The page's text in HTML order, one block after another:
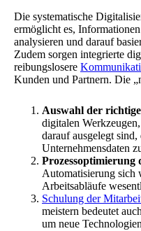
Die systematische
ermöglicht es,
analysieren und darauf
Zudem sorgen integrierte
reibungslosere
Kunden und Partnern. Die
Auswahl der
digitalen
darauf ausgelegt
Unternehmensdaten
Automatisierung sich
Arbeitsabläufe
Schulung der
meistern bedeutet
um neue